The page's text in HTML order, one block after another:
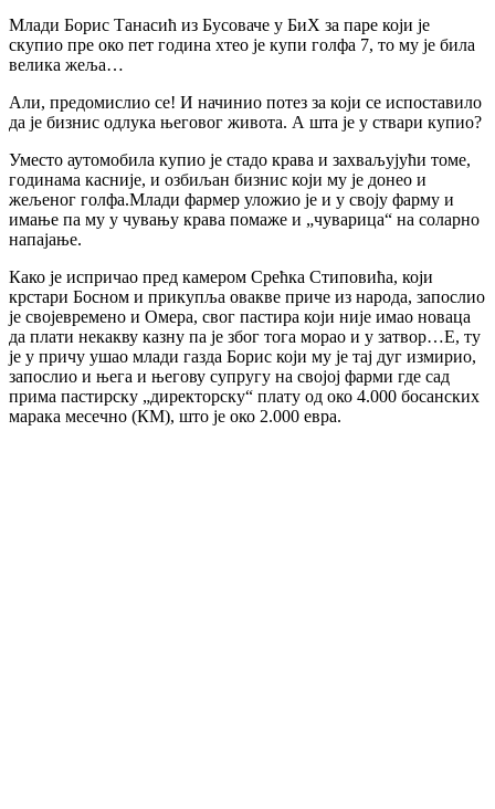
Млади Борис Танасић из Бусоваче у БиХ за паре који је
скупио пре око пет година хтео је купи голфа 7, то му је била
велика жеља…
Али, предомислио се! И начинио потез за који се испоставило
да је бизнис одлука његовог живота. А шта је у ствари купио?
Уместо аутомобила купио је стадо крава и захваљујући томе,
годинама касније, и озбиљан бизнис који му је донео и
жељеног голфа.Млади фармер уложио је и у своју фарму и
имање па му у чувању крава помаже и „чуварица“ на соларно
напајање.
Како је испричао пред камером Срећка Стиповића, који
крстари Босном и прикупља овакве приче из народа, запослио
је својевремено и Омера, свог пастира који није имао новаца
да плати некакву казну па је због тога морао и у затвор…Е, ту
је у причу ушао млади газда Борис који му је тај дуг измирио,
запослио и њега и његову супругу на својој фарми где сад
прима пастирску „директорску“ плату од око 4.000 босанских
марака месечно (КМ), што је око 2.000 евра.